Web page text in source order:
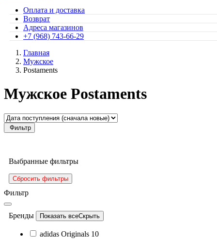
Оплата и доставка
Возврат
Адреса магазинов
+7 (968) 743-66-29
Главная
Мужское
Postaments
Мужское Postaments
Фильтр
Выбранные фильтры
Сбросить фильтры
Фильтр
Бренды Показать всеСкрыть
adidas Originals 10